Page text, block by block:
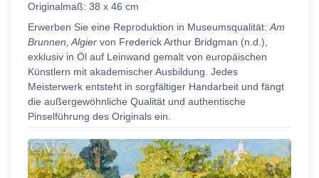
Originalmaß: 38 x 46 cm
Erwerben Sie eine Reproduktion in Museumsqualität: Am
Brunnen, Algier von Frederick Arthur Bridgman (n.d.),
exklusiv in Öl auf Leinwand gemalt von europäischen
Künstlern mit akademischer Ausbildung. Jedes
Meisterwerk entsteht in sorgfältiger Handarbeit und fängt
die außergewöhnliche Qualität und authentische
Pinselführung des Originals ein.